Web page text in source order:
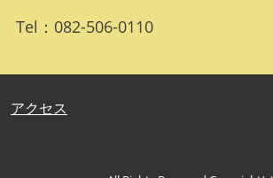
Tel：082-506-0110
アクセス